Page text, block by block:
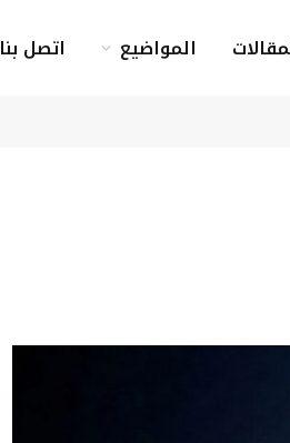
المواضيع اتصل بنا